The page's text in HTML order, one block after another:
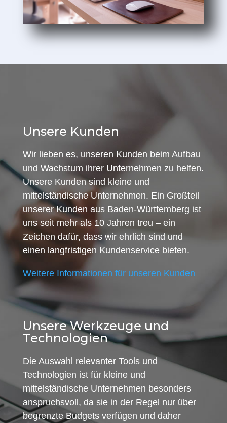
Unsere Kunden
Wir lieben es, unseren Kunden beim Aufbau
und Wachstum ihrer Unternehmen zu helfen.
Unsere Kunden sind kleine und
mittelständische Unternehmen. Ein Großteil
unserer Kunden aus Baden-Württemberg ist
uns seit mehr als 10 Jahren treu – ein
Zeichen dafür, dass wir ehrlich sind und
einen langfristigen Kundenservice bieten.
Weitere Informationen für unseren Kunden
Unsere Werkzeuge und
Technologien
Die Auswahl relevanter Tools und
Technologien ist für kleine und
mittelständische Unternehmen besonders
anspruchsvoll, da sie in der Regel nur über
begrenzte Budgets verfügen und daher